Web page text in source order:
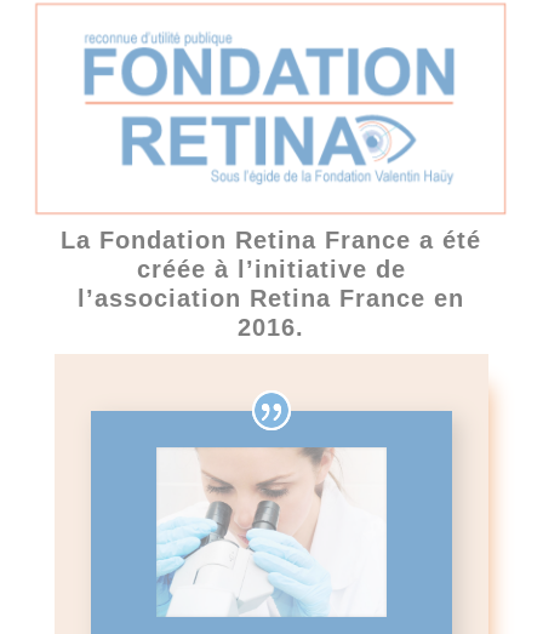
La Fondation Retina France a été
créée à l’initiative de
l’association Retina France en
2016.